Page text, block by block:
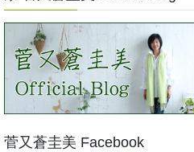
菅又蒼圭美 Facebook